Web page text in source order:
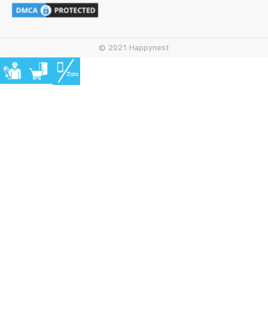
© 2021 Happynest